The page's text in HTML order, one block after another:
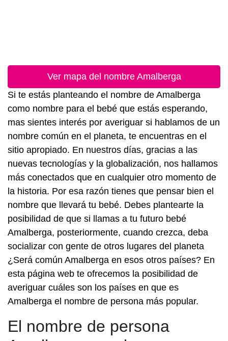
Ver mapa del nombre Amalberga
Si te estás planteando el nombre de Amalberga
como nombre para el bebé que estás esperando,
mas sientes interés por averiguar si hablamos de un
nombre común en el planeta, te encuentras en el
sitio apropiado. En nuestros días, gracias a las
nuevas tecnologías y la globalización, nos hallamos
más conectados que en cualquier otro momento de
la historia. Por esa razón tienes que pensar bien el
nombre que llevará tu bebé. Debes plantearte la
posibilidad de que si llamas a tu futuro bebé
Amalberga, posteriormente, cuando crezca, deba
socializar con gente de otros lugares del planeta
¿Será común Amalberga en esos otros países? En
esta página web te ofrecemos la posibilidad de
averiguar cuáles son los países en que es
Amalberga el nombre de persona más popular.
El nombre de persona